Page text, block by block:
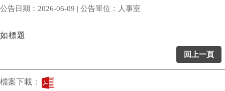
公告日期：2026-06-09 | 公告單位：人事室
如標題
回上一頁
檔案下載：